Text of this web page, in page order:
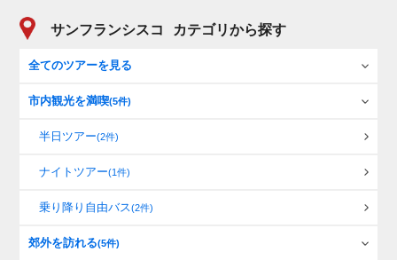
サンフランシスコ カテゴリから探す
全てのツアーを見る
市内観光を満喫(5件)
半日ツアー(2件)
ナイトツアー(1件)
乗り降り自由バス(2件)
郊外を訪れる(5件)